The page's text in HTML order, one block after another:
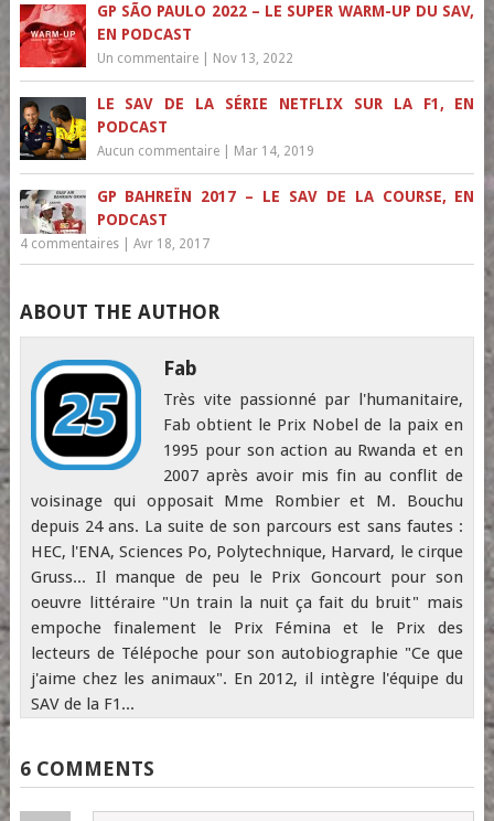
GP SÃO PAULO 2022 – LE SUPER WARM-UP DU SAV,
EN PODCAST
Un commentaire| Nov 13, 2022
LE SAV DE LA SÉRIE NETFLIX SUR LA F1, EN
PODCAST
Aucun commentaire| Mar 14, 2019
GP BAHREÏN 2017 – LE SAV DE LA COURSE, EN
PODCAST
4 commentaires| Avr 18, 2017
ABOUT THE AUTHOR
Fab
Très vite passionné par l'humanitaire,
Fab obtient le Prix Nobel de la paix en
1995 pour son action au Rwanda et en
2007 après avoir mis fin au conflit de
voisinage qui opposait Mme Rombier et M. Bouchu
depuis 24 ans. La suite de son parcours est sans fautes :
HEC, l'ENA, Sciences Po, Polytechnique, Harvard, le cirque
Gruss... Il manque de peu le Prix Goncourt pour son
oeuvre littéraire "Un train la nuit ça fait du bruit" mais
empoche finalement le Prix Fémina et le Prix des
lecteurs de Télépoche pour son autobiographie "Ce que
j'aime chez les animaux". En 2012, il intègre l'équipe du
SAV de la F1...
6 COMMENTS